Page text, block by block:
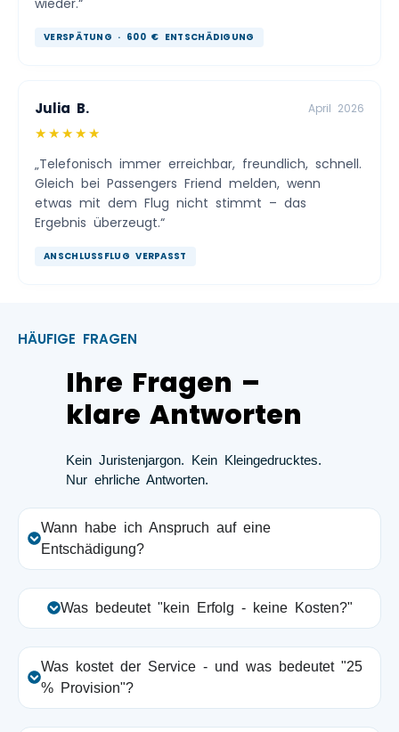
VERSPÄTUNG · 600 € ENTSCHÄDIGUNG
Julia B. April 2026
★★★★★
„Telefonisch immer erreichbar, freundlich, schnell.
Gleich bei Passengers Friend melden, wenn
etwas mit dem Flug nicht stimmt – das
Ergebnis überzeugt.“
ANSCHLUSSFLUG VERPASST
HÄUFIGE FRAGEN
Ihre Fragen –
klare Antworten
Kein Juristenjargon. Kein Kleingedrucktes.
Nur ehrliche Antworten.
Wann habe ich Anspruch auf eine
Entschädigung?
Was bedeutet "kein Erfolg - keine Kosten?"
Was kostet der Service - und was bedeutet "25
% Provision"?